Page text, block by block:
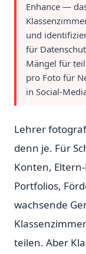
Enhance —
und
für
Mängel für
pro Foto für
in Social-
Lehrer
denn je. Für
Konten,
Portfolios,
wachsende
teilen. Aber